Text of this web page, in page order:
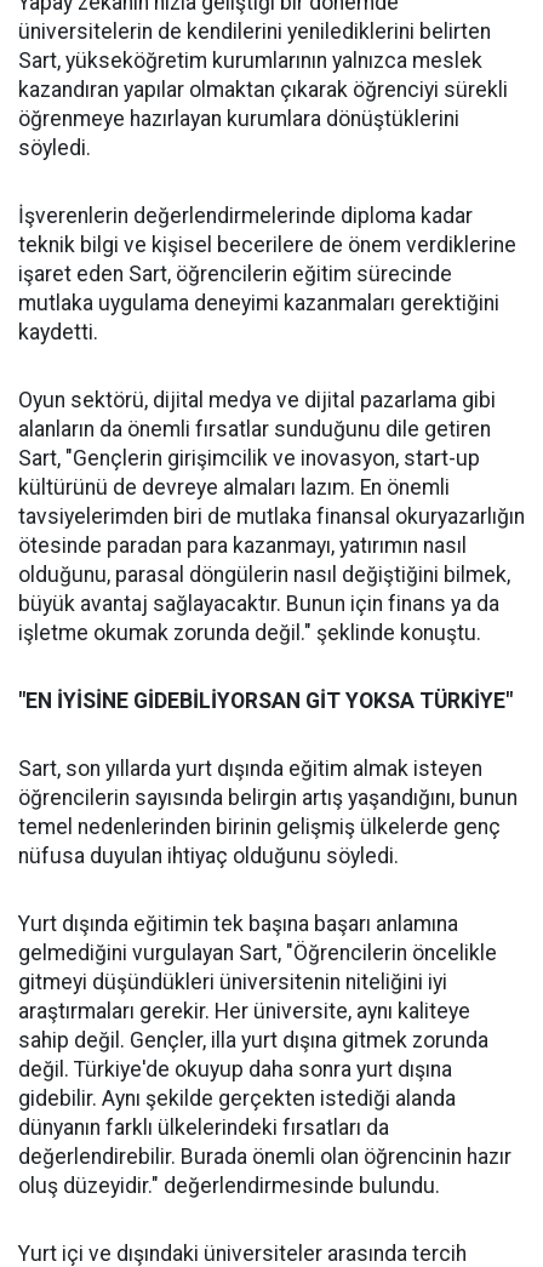
üniversitelerin de kendilerini yenilediklerini belirten
Sart, yükseköğretim kurumlarının yalnızca meslek
kazandıran yapılar olmaktan çıkarak öğrenciyi sürekli
öğrenmeye hazırlayan kurumlara dönüştüklerini
söyledi.
İşverenlerin değerlendirmelerinde diploma kadar
teknik bilgi ve kişisel becerilere de önem verdiklerine
işaret eden Sart, öğrencilerin eğitim sürecinde
mutlaka uygulama deneyimi kazanmaları gerektiğini
kaydetti.
Oyun sektörü, dijital medya ve dijital pazarlama gibi
alanların da önemli fırsatlar sunduğunu dile getiren
Sart, "Gençlerin girişimcilik ve inovasyon, start-up
kültürünü de devreye almaları lazım. En önemli
tavsiyelerimden biri de mutlaka finansal okuryazarlığın
ötesinde paradan para kazanmayı, yatırımın nasıl
olduğunu, parasal döngülerin nasıl değiştiğini bilmek,
büyük avantaj sağlayacaktır. Bunun için finans ya da
işletme okumak zorunda değil." şeklinde konuştu.
"EN İYİSİNE GİDEBİLİYORSAN GİT YOKSA TÜRKİYE"
Sart, son yıllarda yurt dışında eğitim almak isteyen
öğrencilerin sayısında belirgin artış yaşandığını, bunun
temel nedenlerinden birinin gelişmiş ülkelerde genç
nüfusa duyulan ihtiyaç olduğunu söyledi.
Yurt dışında eğitimin tek başına başarı anlamına
gelmediğini vurgulayan Sart, "Öğrencilerin öncelikle
gitmeyi düşündükleri üniversitenin niteliğini iyi
araştırmaları gerekir. Her üniversite, aynı kaliteye
sahip değil. Gençler, illa yurt dışına gitmek zorunda
değil. Türkiye'de okuyup daha sonra yurt dışına
gidebilir. Aynı şekilde gerçekten istediği alanda
dünyanın farklı ülkelerindeki fırsatları da
değerlendirebilir. Burada önemli olan öğrencinin hazır
oluş düzeyidir." değerlendirmesinde bulundu.
Yurt içi ve dışındaki üniversiteler arasında tercih